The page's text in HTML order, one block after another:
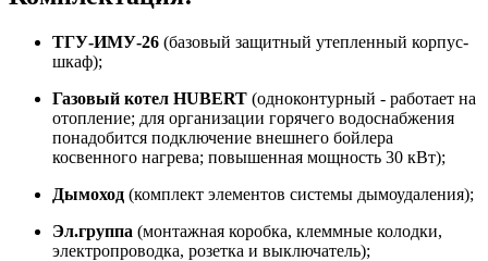
ТГУ-ИМУ-26 (базовый защитный утепленный корпус-
шкаф);
Газовый котел HUBERT (одноконтурный - работает на
отопление; для организации горячего водоснабжения
понадобится подключение внешнего бойлера
косвенного нагрева; повышенная мощность 30 кВт);
Дымоход (комплект элементов системы дымоудаления);
Эл.группа (монтажная коробка, клеммные колодки,
электропроводка, розетка и выключатель);